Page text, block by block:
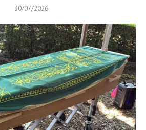
30/07/2026